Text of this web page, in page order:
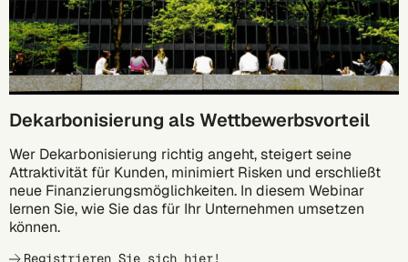
Dekarbonisierung als Wettbewerbsvorteil
Wer Dekarbonisierung richtig angeht, steigert seine
Attraktivität für Kunden, minimiert Risken und erschließt
neue Finanzierungsmöglichkeiten. In diesem Webinar
lernen Sie, wie Sie das für Ihr Unternehmen umsetzen
können.